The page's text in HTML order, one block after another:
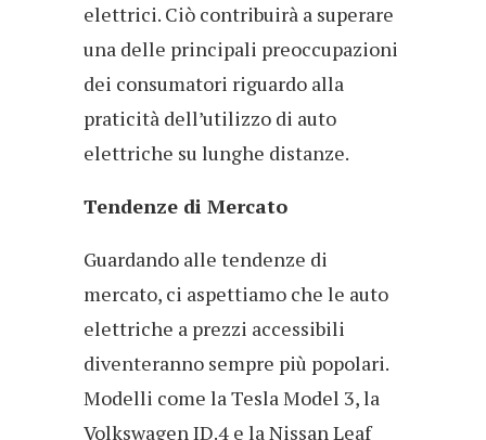
elettrici. Ciò contribuirà a superare
una delle principali preoccupazioni
dei consumatori riguardo alla
praticità dell’utilizzo di auto
elettriche su lunghe distanze.
Tendenze di Mercato
Guardando alle tendenze di
mercato, ci aspettiamo che le auto
elettriche a prezzi accessibili
diventeranno sempre più popolari.
Modelli come la Tesla Model 3, la
Volkswagen ID.4 e la Nissan Leaf